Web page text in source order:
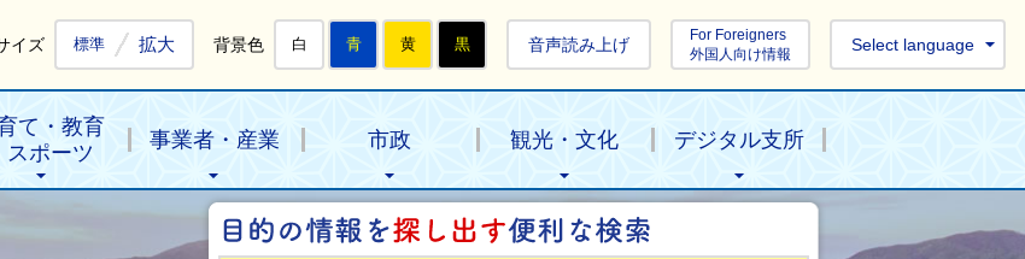
イズ 標準 拡大 背景色 白 青 黄 黒 音声読み上げ
For Foreigners
外国人向け情報
Select language
て・教育
スポーツ
事業者・産業 市政 観光・文化 デジタル支所
目的の情報を探